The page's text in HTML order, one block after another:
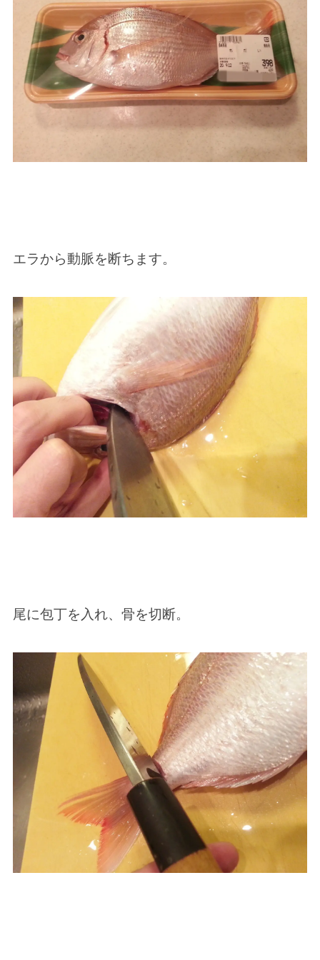
エラから動脈を断ちます。
尾に包丁を入れ、骨を切断。